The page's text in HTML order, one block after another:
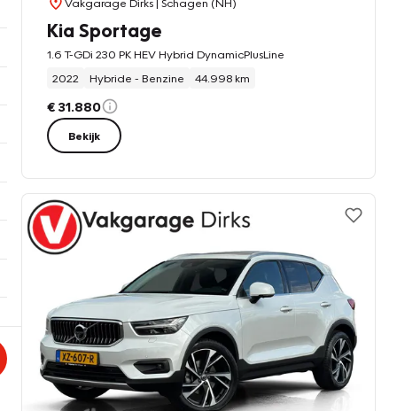
Kia Sportage
1.6 T-GDi 230 PK HEV Hybrid DynamicPlusLine
2022
Hybride - Benzine 44.998 km
€ 31.880
Bekijk